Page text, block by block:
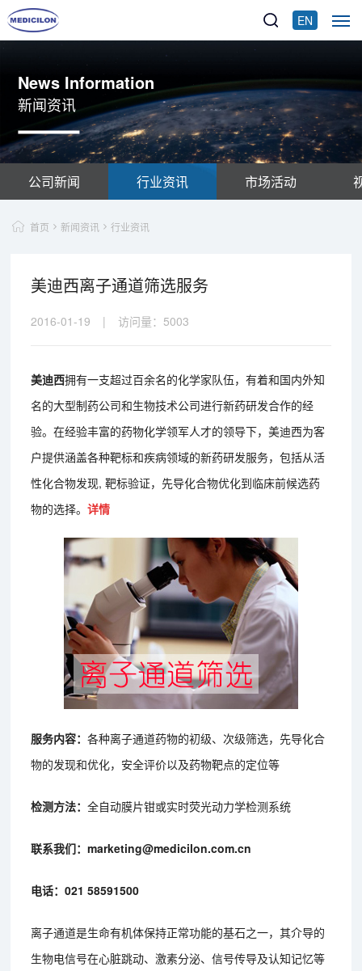
EN
News Information
新闻资讯
公司新闻 行业资讯 市场活动
首页 新闻资讯 行业资讯
美迪西离子通道筛选服务
2016-01-19 | 访问量：5003
美迪西拥有一支超过百余名的化学家队伍，有着和国内外知
名的大型制药公司和生物技术公司进行新药研发合作的经
验。在经验丰富的药物化学领军人才的领导下，美迪西为客
户提供涵盖各种靶标和疾病领域的新药研发服务，包括从活
性化合物发现, 靶标验证，先导化合物优化到临床前候选药
物的选择。详情
服务内容：各种离子通道药物的初级、次级筛选，先导化合
物的发现和优化，安全评价以及药物靶点的定位等
检测方法：全自动膜片钳或实时荧光动力学检测系统
联系我们：marketing@medicilon.com.cn
电话：021 58591500
离子通道是生命有机体保持正常功能的基石之一，其介导的
生物电信号在心脏跳动、激素分泌、信号传导及认知记忆等